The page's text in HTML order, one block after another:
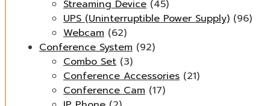
Streaming Device (45)
UPS (Uninterruptible Power Supply) (96)
Webcam (62)
Conference System (92)
Combo Set (3)
Conference Accessories (21)
Conference Cam (17)